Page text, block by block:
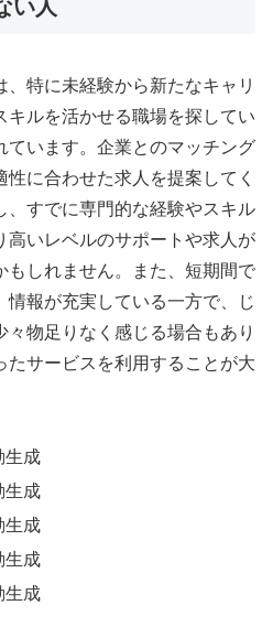
い人
特に未経験から新たなキャリ
キルを活かせる職場を探してい
ています。企業とのマッチング
に合わせた求人を提案してく
、すでに専門的な経験やスキル
高いレベルのサポートや求人が
もしれません。また、短期間で
報が充実している一方で、じ
々物足りなく感じる場合もあり
たサービスを利用することが大
生成
生成
生成
生成
生成